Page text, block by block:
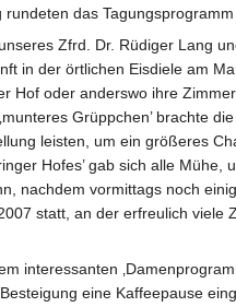
das
Zfrd. Dr. Rüdiger Lang
in der örtlichen Eisdiele am
Hof oder anderswo ihre
Grüppchen’ brachte
leisten, um ein größeres
Hofes’ gab sich alle
nachdem vormittags noch
statt, an der erfreulich
interessanten
eine Kaffeepause